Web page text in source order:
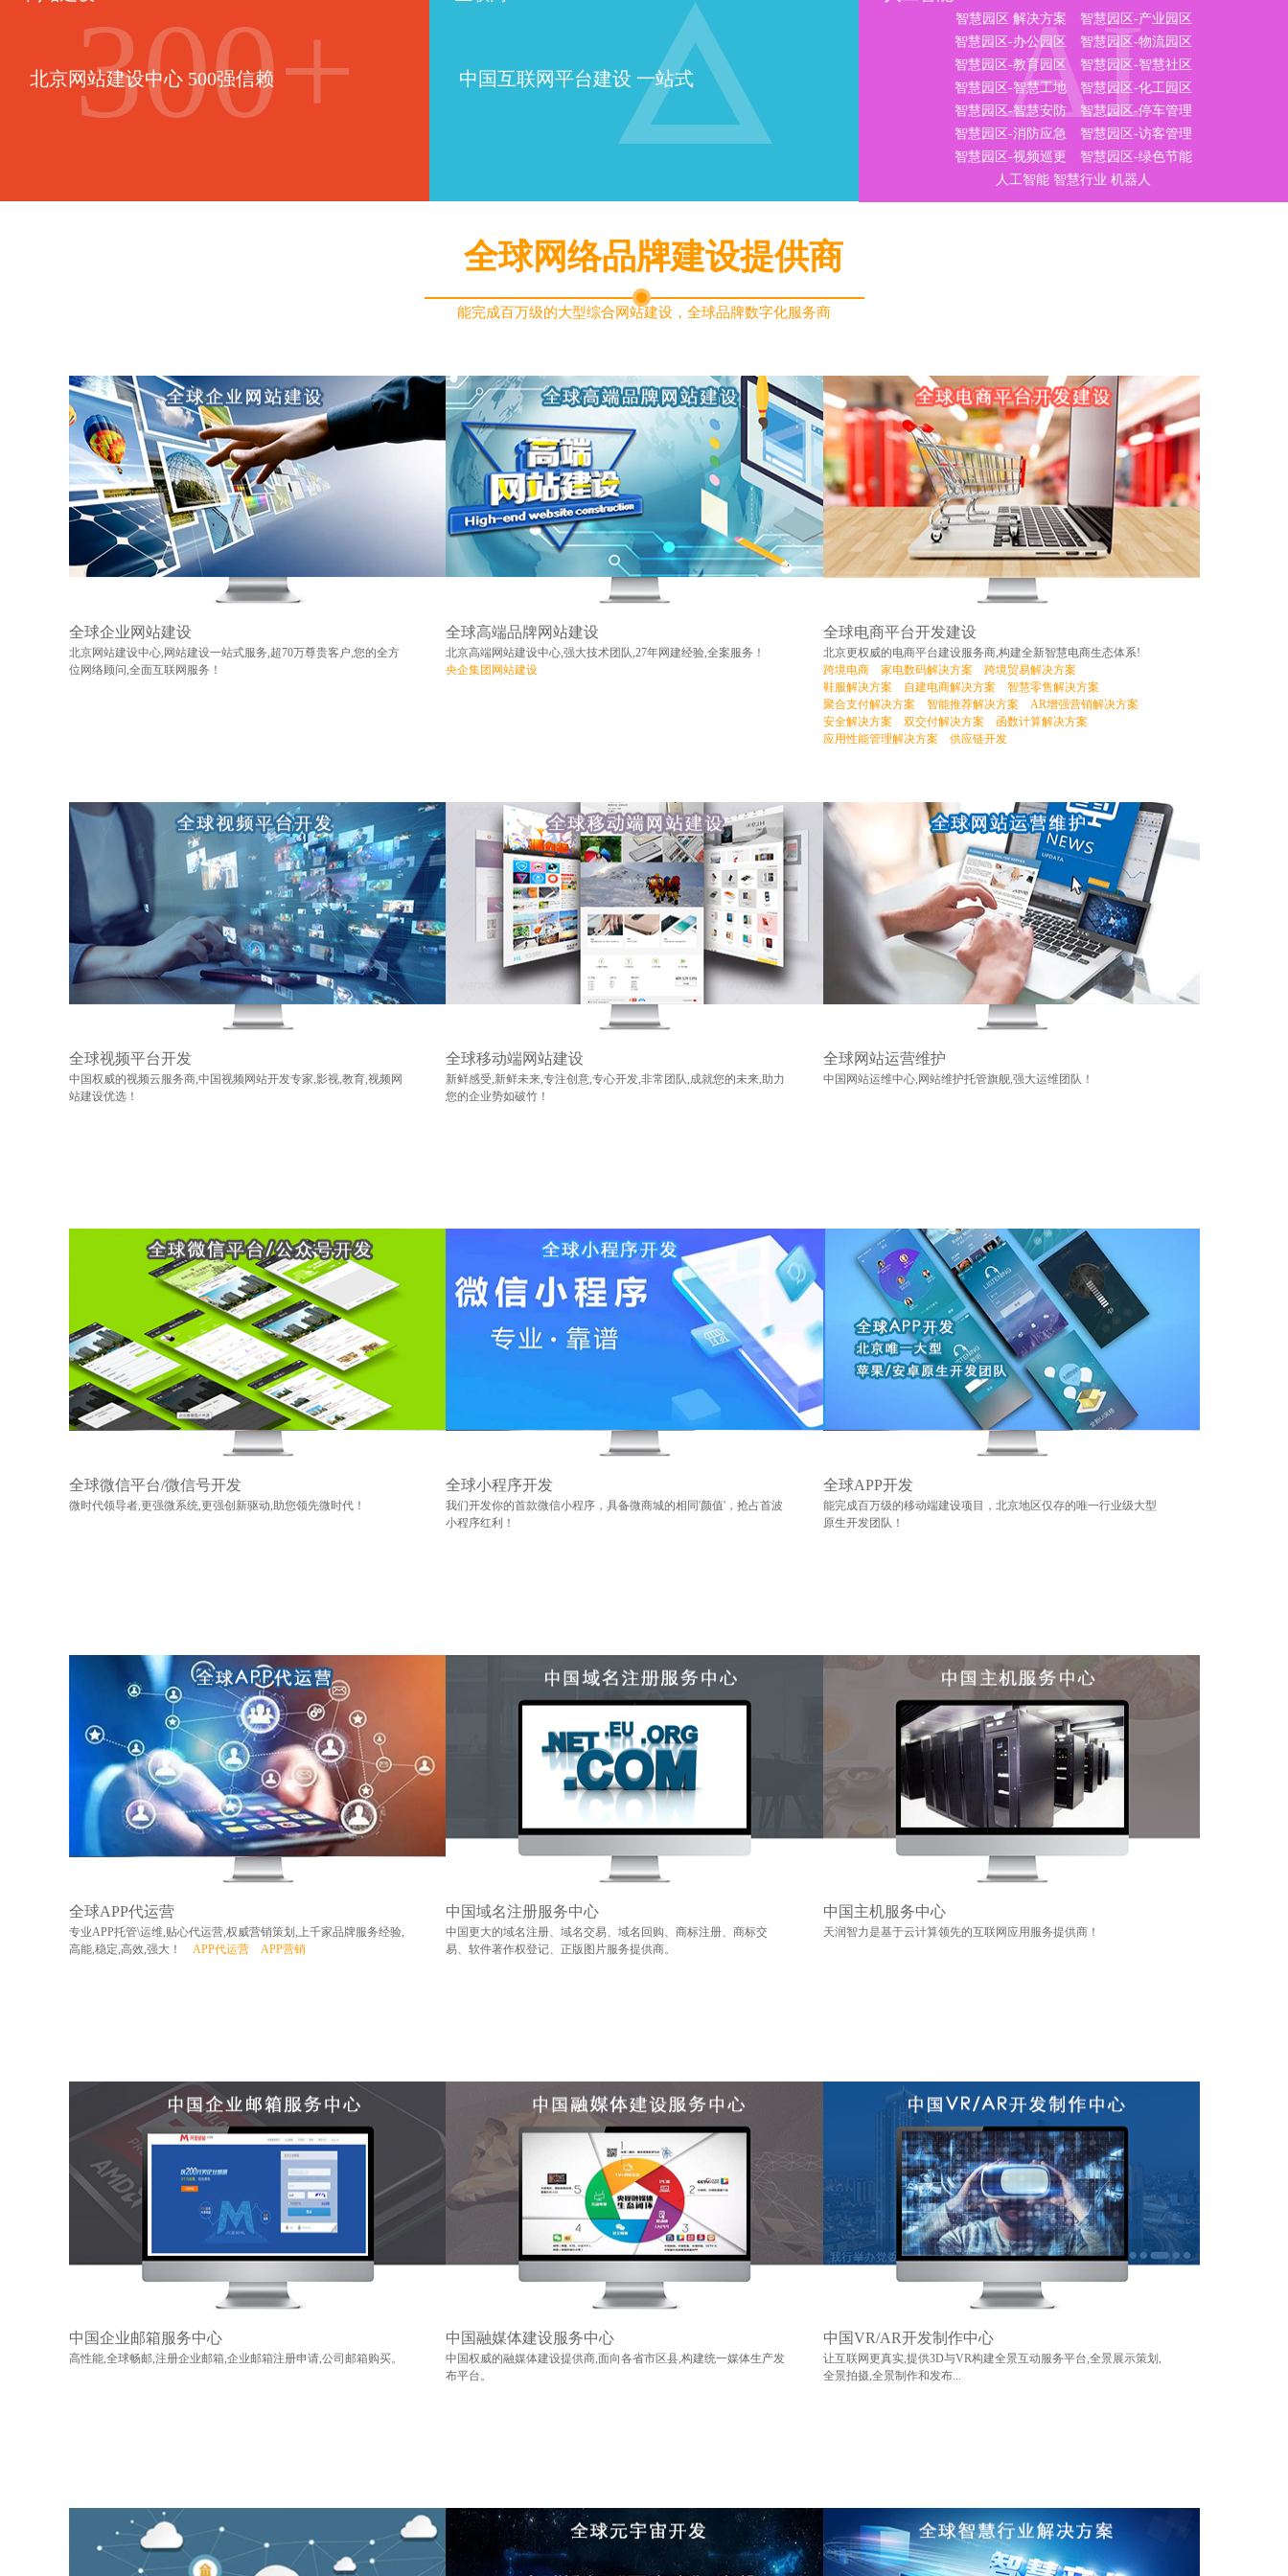
北京网站建设中心 500强信赖
300+ 中国互联网平台建设 一站式
智慧园区 解决方案
智慧园区-产业园区
智慧园区-办公园区
智慧园区-物流园区
智慧园区-教育园区
智慧园区-智慧社区
智慧园区-智慧工地
智慧园区-化工园区
智慧园区-智慧安防
智慧园区-停车管理
智慧园区-消防应急
智慧园区-访客管理
智慧园区-视频巡更
智慧园区-绿色节能
人工智能 智慧行业 机器人
AI
全球网络品牌建设提供商
能完成百万级的大型综合网站建设，全球品牌数字化服务商
全球企业网站建设
北京网站建设中心,网站建设一站式服务,超70万尊贵客户,您的全方
位网络顾问,全面互联网服务！
全球高端品牌网站建设
北京高端网站建设中心,强大技术团队,27年网建经验,全案服务！
央企集团网站建设
全球电商平台开发建设
北京更权威的电商平台建设服务商,构建全新智慧电商生态体系!
跨境电商
家电数码解决方案
跨境贸易解决方案
鞋服解决方案
自建电商解决方案
智慧零售解决方案
聚合支付解决方案
智能推荐解决方案
AR增强营销解决方案
安全解决方案
双交付解决方案
函数计算解决方案
应用性能管理解决方案
供应链开发
全球视频平台开发
中国权威的视频云服务商,中国视频网站开发专家,影视,教育,视频网
站建设优选！
全球移动端网站建设
新鲜感受,新鲜未来,专注创意,专心开发,非常团队,成就您的未来,助力
您的企业势如破竹！
全球网站运营维护
中国网站运维中心,网站维护托管旗舰,强大运维团队！
全球微信平台/微信号开发
微时代领导者,更强微系统,更强创新驱动,助您领先微时代！
全球小程序开发
我们开发你的首款微信小程序，具备微商城的相同'颜值'，抢占首波
小程序红利！
全球APP开发
能完成百万级的移动端建设项目，北京地区仅存的唯一行业级大型
原生开发团队！
全球APP代运营
专业APP托管\运维,贴心代运营,权威营销策划,上千家品牌服务经验,
高能,稳定,高效,强大！ APP代运营 APP营销
中国域名注册服务中心
中国更大的域名注册、域名交易、域名回购、商标注册、商标交
易、软件著作权登记、正版图片服务提供商。
中国主机服务中心
天润智力是基于云计算领先的互联网应用服务提供商！
中国企业邮箱服务中心
高性能,全球畅邮,注册企业邮箱,企业邮箱注册申请,公司邮箱购买。
中国融媒体建设服务中心
中国权威的融媒体建设提供商,面向各省市区县,构建统一媒体生产发
布平台。
中国VR/AR开发制作中心
让互联网更真实,提供3D与VR构建全景互动服务平台,全景展示策划,
全景拍摄,全景制作和发布...